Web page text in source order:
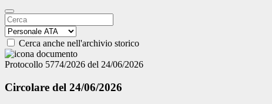
Cerca anche nell'archivio storico
Protocollo 5774/2026 del 24/06/2026
Circolare del 24/06/2026